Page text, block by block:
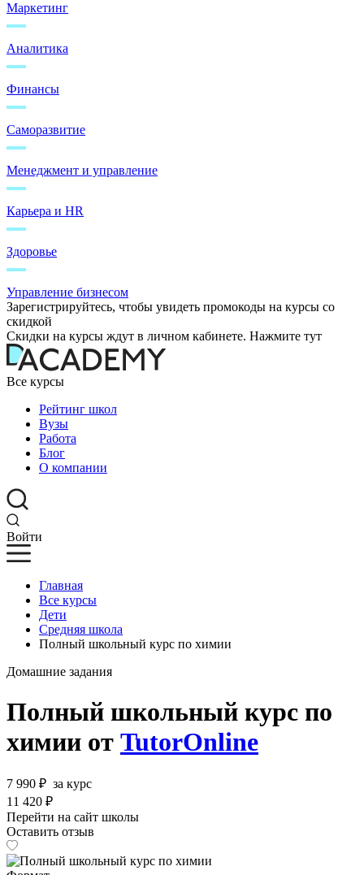
Маркетинг
Аналитика
Финансы
Саморазвитие
Менеджмент и управление
Карьера и HR
Здоровье
Управление бизнесом
Зарегистрируйтесь, чтобы увидеть промокоды на курсы со
скидкой
Скидки на курсы ждут в личном кабинете. Нажмите тут
Все курсы
Рейтинг школ
Вузы
Работа
Блог
О компании
Войти
Главная
Все курсы
Дети
Средняя школа
Полный школьный курс по химии
Домашние задания
Полный школьный курс по
химии от TutorOnline
7 990 ₽ за курс
11 420 ₽
Перейти на сайт школы
Оставить отзыв